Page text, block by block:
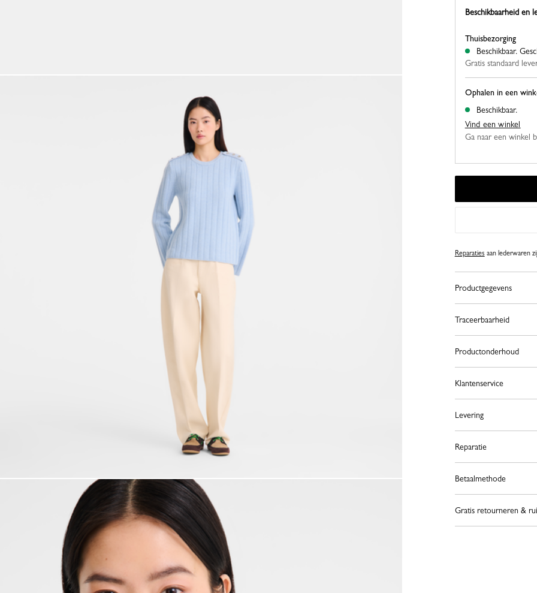
Beschikbaarheid en
Ophalen in een
Beschikbaar.
Vind een winkel
Ga naar een winkel
Thuisbezorging
Beschikbaar.
Gratis standaard
Reparaties aan lederwaren
Productgegevens
Traceerbaarheid
Productonderhoud
Klantenservice
Levering
Reparatie
Betaalmethode
Gratis retourneren &